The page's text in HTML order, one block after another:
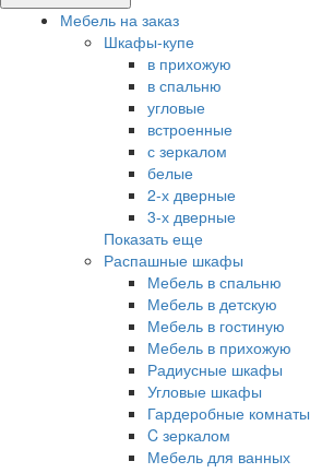
Мебель на заказ
Шкафы-купе
в прихожую
в спальню
угловые
встроенные
с зеркалом
белые
2-х дверные
3-х дверные
Показать еще
Распашные шкафы
Мебель в спальню
Мебель в детскую
Мебель в гостиную
Мебель в прихожую
Радиусные шкафы
Угловые шкафы
Гардеробные комнаты
C зеркалом
Мебель для ванных